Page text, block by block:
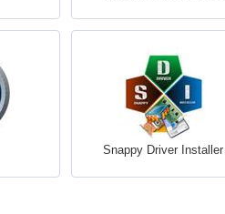
Snappy Driver Installer